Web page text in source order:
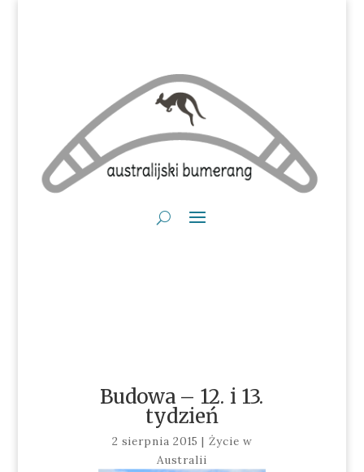
Budowa – 12. i 13.
tydzień
2 sierpnia 2015 | Życie w
Australii